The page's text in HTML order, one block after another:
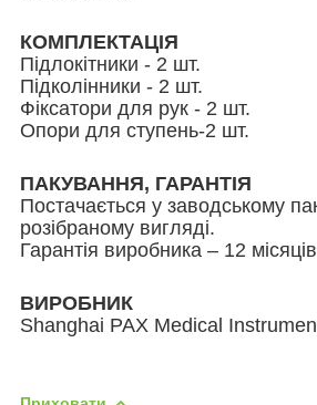
КОМПЛЕКТАЦІЯ
Підлокітники - 2 шт.
Підколінники - 2 шт.
Фіксатори для рук - 2 шт.
Опори для ступень-2 шт.
ПАКУВАННЯ, ГАРАНТІЯ
Постачається у заводському
розібраному вигляді.
Гарантія виробника – 12
ВИРОБНИК
Shanghai PAX Medical